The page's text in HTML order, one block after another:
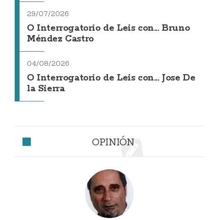
29/07/2026
O Interrogatorio de Leis con... Bruno
Méndez Castro
04/08/2026
O Interrogatorio de Leis con... Jose De
la Sierra
OPINIÓN